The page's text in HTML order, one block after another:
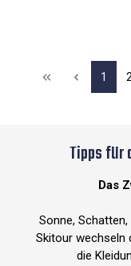
1 2
Tipps für
Das
Sonne,
Skitour wechseln
die